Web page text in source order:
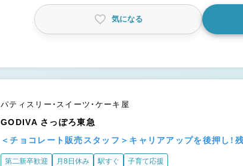
気になる
パティスリー・スイーツ・ケーキ屋
GODIVA さっぽろ東急
＜チョコレート販売スタッフ＞キャリアアップを後押し！
第二新卒歓迎 月8日休み 駅すぐ 子育て応援